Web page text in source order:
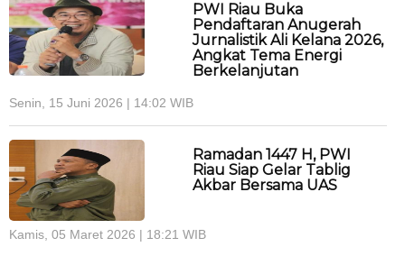
PWI Riau Buka
Pendaftaran Anugerah
Jurnalistik Ali Kelana 2026,
Angkat Tema Energi
Berkelanjutan
Senin, 15 Juni 2026 | 14:02 WIB
Ramadan 1447 H, PWI
Riau Siap Gelar Tablig
Akbar Bersama UAS
Kamis, 05 Maret 2026 | 18:21 WIB